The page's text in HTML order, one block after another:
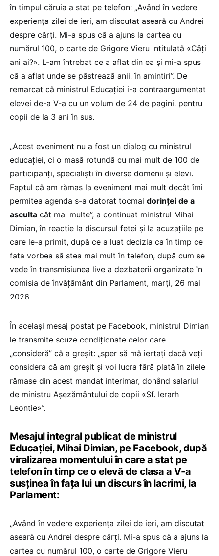
în timpul căruia a stat pe telefon: „Având în vedere
experiența zilei de ieri, am discutat aseară cu Andrei
despre cărți. Mi-a spus că a ajuns la cartea cu
numărul 100, o carte de Grigore Vieru intitulată «Câți
ani ai?». L-am întrebat ce a aflat din ea și mi-a spus
că a aflat unde se păstrează anii: în amintiri”. De
remarcat că ministrul Educației i-a contraargumentat
elevei de-a V-a cu un volum de 24 de pagini, pentru
copii de la 3 ani în sus.
„Acest eveniment nu a fost un dialog cu ministrul
educației, ci o masă rotundă cu mai mult de 100 de
participanți, specialiști în diverse domenii și elevi.
Faptul că am rămas la eveniment mai mult decât îmi
permitea agenda s-a datorat tocmai dorinței de a
asculta cât mai multe”, a continuat ministrul Mihai
Dimian, în reacție la discursul fetei și la acuzațiile pe
care le-a primit, după ce a luat decizia ca în timp ce
fata vorbea să stea mai mult în telefon, după cum se
vede în transmisiunea live a dezbaterii organizate în
comisia de învățământ din Parlament, marți, 26 mai
2026.
În același mesaj postat pe Facebook, ministrul Dimian
le transmite scuze condiționate celor care
„consideră” că a greșit: „sper să mă iertați dacă veți
considera că am greșit și voi lucra fără plată în zilele
rămase din acest mandat interimar, donând salariul
de ministru Așezământului de copii «Sf. Ierarh
Leontie»”.
Mesajul integral publicat de ministrul
Educației, Mihai Dimian, pe Facebook, după
viralizarea momentului în care a stat pe
telefon în timp ce o elevă de clasa a V-a
susținea în fața lui un discurs în lacrimi, la
Parlament:
„Având în vedere experiența zilei de ieri, am discutat
aseară cu Andrei despre cărți. Mi-a spus că a ajuns la
cartea cu numărul 100, o carte de Grigore Vieru